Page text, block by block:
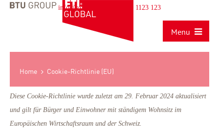
info@example.com +180 1123 123
Menu
Home Cookie-Richtlinie (EU)
Diese Cookie-Richtlinie wurde zuletzt am 29. Februar 2024 aktualisiert
und gilt für Bürger und Einwohner mit ständigem Wohnsitz im
Europäischen Wirtschaftsraum und der Schweiz.